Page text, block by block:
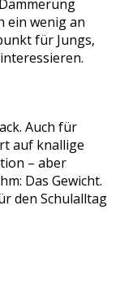
ein wenig an
für Jungs,
Auch für
auf knallige
– aber
Das Gewicht.
den Schulalltag